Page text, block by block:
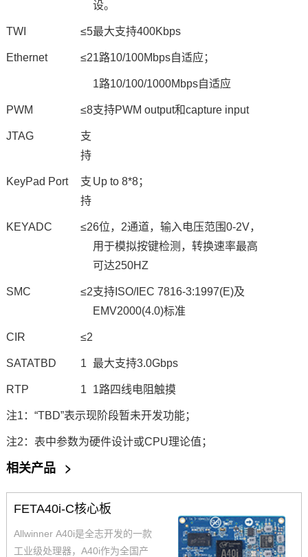
设。
TWI ≤5最大支持400Kbps
Ethernet ≤21路10/100Mbps自适应；
1路10/100/1000Mbps自适应
PWM ≤8支持PWM output和capture input
JTAG
支
持
KeyPad Port
支
持
Up to 8*8；
KEYADC ≤26位，2通道，输入电压范围0-2V，
用于模拟按键检测，转换速率最高
可达250HZ
SMC ≤2支持ISO/IEC 7816-3:1997(E)及
EMV2000(4.0)标准
CIR ≤2
SATATBD 1 最大支持3.0Gbps
RTP 1 1路四线电阻触摸
注1：“TBD”表示现阶段暂未开发功能；
注2：表中参数为硬件设计或CPU理论值；
相关产品 >
FETA40i-C核心板
Allwinner A40i是全志开发的一款
工业级处理器，A40i作为全国产